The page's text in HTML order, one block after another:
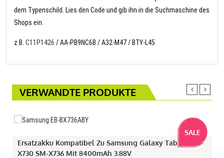
dem Typenschild. Lies den Code und gib ihn in die Suchmaschine des
Shops ein.
z.B. C11P1426 / AA-PB9NC6B / A32-M47 / BTY-L45
VERWANDTE PRODUKTE
SALE
Ersatzakku Kompatibel Zu Samsung Galaxy Tab S11 SM-
X730 SM-X736 Mit 8400mAh 3.88V